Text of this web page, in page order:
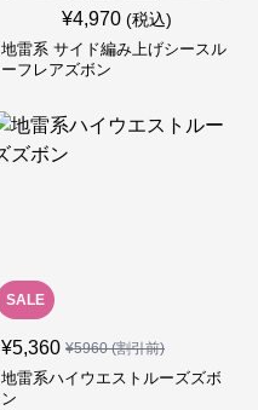
¥4,970 (税込)
地雷系 サイド編み上げシースル
ーフレアズボン
SALE
¥5,360 ¥5960(割引前)
地雷系ハイウエストルーズズボ
ン